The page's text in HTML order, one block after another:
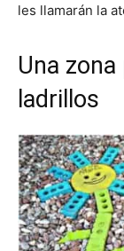
les llamarán la
Una
ladrillos